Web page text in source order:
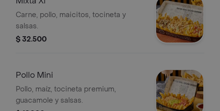
Carne, pollo, maicitos, tocineta y
salsas.
$ 32.500
Pollo Mini
Pollo, maíz, tocineta premium,
guacamole y salsas.